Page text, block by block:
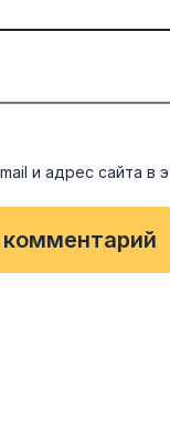
и адрес сайта